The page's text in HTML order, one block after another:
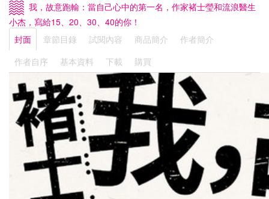
我，故意跑輸：當自己心中的第一名，作家褚士瑩和流浪醫生
小杰，寫給15、20、30、40的你！
封面
章節目錄 試閱內容 商品簡介
作者簡介
作者自序
基本資料 下載 購買